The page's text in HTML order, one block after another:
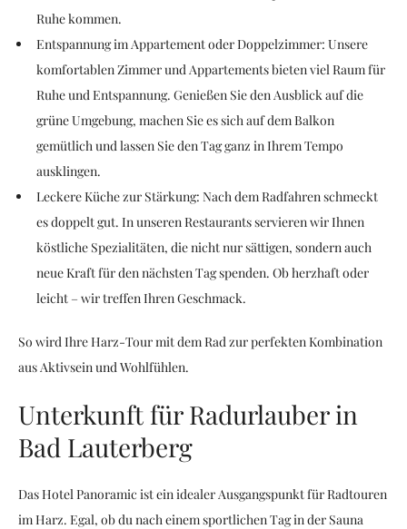
Ruhe kommen.
Entspannung im Appartement oder Doppelzimmer: Unsere
komfortablen Zimmer und Appartements bieten viel Raum für
Ruhe und Entspannung. Genießen Sie den Ausblick auf die
grüne Umgebung, machen Sie es sich auf dem Balkon
gemütlich und lassen Sie den Tag ganz in Ihrem Tempo
ausklingen.
Leckere Küche zur Stärkung: Nach dem Radfahren schmeckt
es doppelt gut. In unseren Restaurants servieren wir Ihnen
köstliche Spezialitäten, die nicht nur sättigen, sondern auch
neue Kraft für den nächsten Tag spenden. Ob herzhaft oder
leicht – wir treffen Ihren Geschmack.
So wird Ihre Harz-Tour mit dem Rad zur perfekten Kombination
aus Aktivsein und Wohlfühlen.
Unterkunft für Radurlauber in
Bad Lauterberg
Das Hotel Panoramic ist ein idealer Ausgangspunkt für Radtouren
im Harz. Egal, ob du nach einem sportlichen Tag in der Sauna